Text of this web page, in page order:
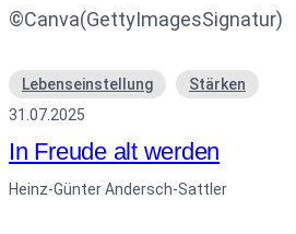
©Canva(GettyImagesSignatur)
Lebenseinstellung
Stärken
31.07.2025
In Freude alt werden
Heinz-Günter Andersch-Sattler